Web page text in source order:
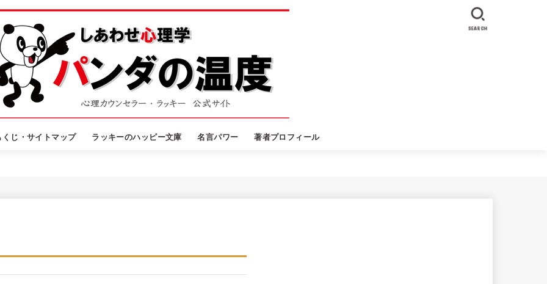
くじ・サイトマップ ラッキーのハッピー文庫 名言パワー 著者プロフィール
SEARCH